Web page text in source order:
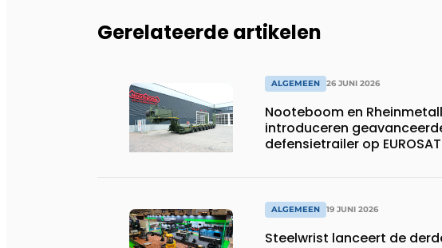
Gerelateerde artikelen
ALGEMEEN 26 JUNI 2026
Nooteboom en Rheinmetall
introduceren
defensietrailer op
ALGEMEEN 19 JUNI 2026
Steelwrist lanceert de